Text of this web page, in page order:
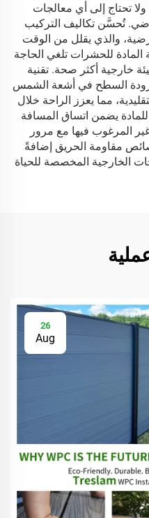
تحتاج إلى أي معالجات
تُحسَّن تكاليف التركيب
والذي يقلل من الوقت
المادة للحشرات تلغي الحاجة
خارجية أكثر صحة. تقنية
السطح في أشعة الشمس
مما يعزز الراحة خلال
للمادة يضمن اتساق المسافة
المرغوب فيها مع مرور
مقاومة الحريق إضافةً
الخارجية المخصصة للحياة
26
Aug